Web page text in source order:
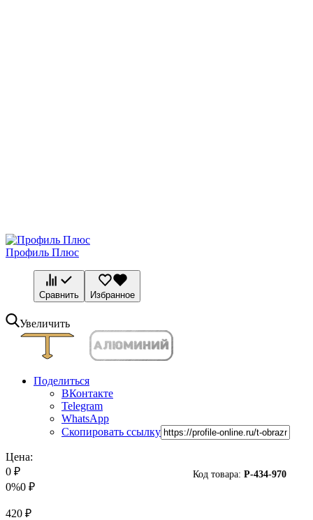
Профиль Плюс
Сравнить Избранное
Увеличить
Поделиться
ВКонтакте
Telegram
WhatsApp
Скопировать ссылку
Код товара: P-434-970
Цена:
0 ₽
0%0 ₽
420 ₽